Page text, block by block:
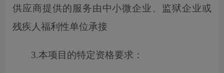
供应商提供的服务由中小微企业、监狱企业或
残疾人福利性单位承接
3.本项目的特定资格要求：